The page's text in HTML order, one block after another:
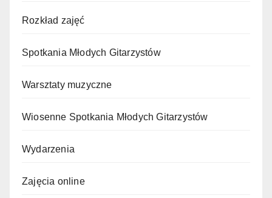
Rozkład zajęć
Spotkania Młodych Gitarzystów
Warsztaty muzyczne
Wiosenne Spotkania Młodych Gitarzystów
Wydarzenia
Zajęcia online